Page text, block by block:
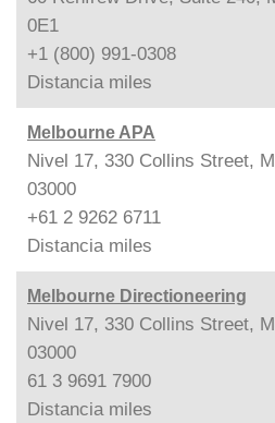
0E1
+1 (800) 991-0308
Distancia miles
Melbourne APA
Nivel 17, 330 Collins Street,
03000
+61 2 9262 6711
Distancia miles
Melbourne Directioneering
Nivel 17, 330 Collins Street,
03000
61 3 9691 7900
Distancia miles